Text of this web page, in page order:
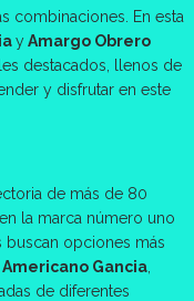
combinaciones. En esta
yAmargo Obrero
destacados, llenos de
y disfrutar en este
de más de 80
la marca número uno
buscan opciones más
Americano Gancia
de diferentes